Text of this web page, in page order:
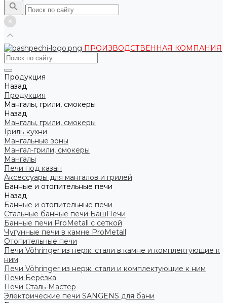
ПРОИЗВОДСТВЕННАЯ КОМПАНИЯ
Продукция
Назад
Продукция
Мангалы, грили, смокеры
Назад
Мангалы, грили, смокеры
Гриль-кухни
Мангальные зоны
Мангал-грили, смокеры
Мангалы
Печи под казан
Аксессуары для мангалов и грилей
Банные и отопительные печи
Назад
Банные и отопительные печи
Стальные банные печи БашПечи
Банные печи ProMetall с сеткой
Чугунные печи в камне ProMetall
Отопительные печи
Печи Vöhringer из нерж. стали в камне и комплектующие к
ним
Печи Vöhringer из нерж. стали и комплектующие к ним
Печи Берёзка
Печи Сталь-Мастер
Электрические печи SANGENS для бани